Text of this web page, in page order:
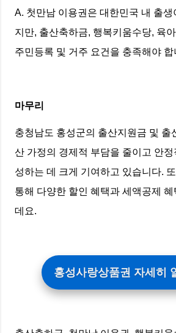
A. 첫만남 이용권은 대한민국 내 출생
지만, 출산축하금, 행복키움수당, 육
주민등록 및 거주 요건을 충족해야 합
마무리
충청남도 홍성군의 출산지원금 및 출
산 가정의 경제적 부담을 줄이고 안
성하는 데 크게 기여하고 있습니다.
통해 다양한 할인 혜택과 세액공제
데요.
홍성사랑상품권 자세히